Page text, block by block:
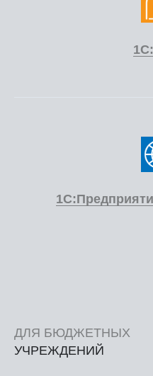
ДЛЯ БЮДЖЕТНЫХ
УЧРЕЖДЕНИЙ